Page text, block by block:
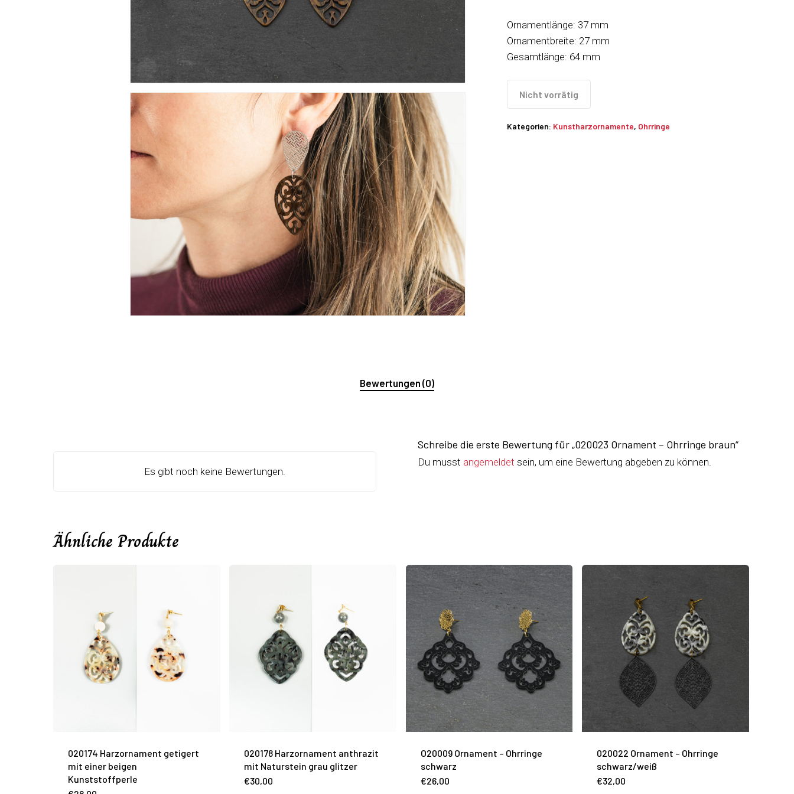
Ornamentlänge: 37 mm
Ornamentbreite: 27 mm
Gesamtlänge: 64 mm
Nicht vorrätig
Kategorien: Kunstharzornamente, Ohrringe
Bewertungen (0)
Es gibt noch keine Bewertungen.
Schreibe die erste Bewertung für „020023 Ornament – Ohrringe braun“
Du musst angemeldet sein, um eine Bewertung abgeben zu können.
Ähnliche Produkte
020174 Harzornament getigert
mit einer beigen
Kunststoffperle
020178 Harzornament anthrazit
mit Naturstein grau glitzer
€30,00
O20009 Ornament – Ohrringe
schwarz
€26,00
020022 Ornament – Ohrringe
schwarz/weiß
€32,00